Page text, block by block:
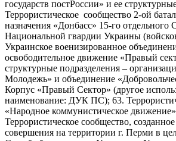
государств постРоссии» и ее
Террористическое сообщество 2-ой
назначения «Донбасс» 15-го отдельного
Национальной гвардии Украины
Украинское военизированное
освободительное движение «Правый
структурные подразделения –
Молодежь» и объединение
Корпус «Правый Сектор» (другое
наименование: ДУК ПС); 63.
«Народное коммунистическое
Террористическое сообщество,
совершения на территории г. Перми в